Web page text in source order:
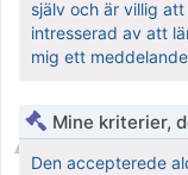
själv och är villig
intresserad av att
mig ett
Mine kriterier,
Den accepterede